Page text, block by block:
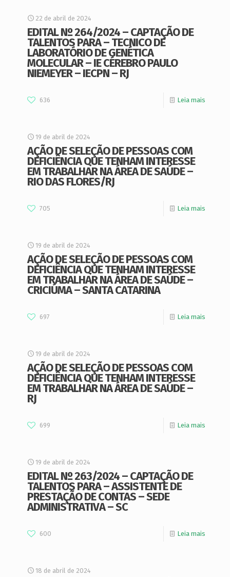
22 de abril de 2024
EDITAL Nº 264/2024 – CAPTAÇÃO DE
TALENTOS PARA – TECNICO DE
LABORATÓRIO DE GENÉTICA
MOLECULAR – IE CÉREBRO PAULO
NIEMEYER – IECPN – RJ
636 Leia mais
19 de abril de 2024
AÇÃO DE SELEÇÃO DE PESSOAS COM
DEFICIÊNCIA QUE TENHAM INTERESSE
EM TRABALHAR NA ÁREA DE SAÚDE –
RIO DAS FLORES/RJ
705 Leia mais
19 de abril de 2024
AÇÃO DE SELEÇÃO DE PESSOAS COM
DEFICIÊNCIA QUE TENHAM INTERESSE
EM TRABALHAR NA ÁREA DE SAÚDE –
CRICIÚMA – SANTA CATARINA
697 Leia mais
19 de abril de 2024
AÇÃO DE SELEÇÃO DE PESSOAS COM
DEFICIÊNCIA QUE TENHAM INTERESSE
EM TRABALHAR NA ÁREA DE SAÚDE –
RJ
699 Leia mais
19 de abril de 2024
EDITAL Nº 263/2024 – CAPTAÇÃO DE
TALENTOS PARA – ASSISTENTE DE
PRESTAÇÃO DE CONTAS – SEDE
ADMINISTRATIVA – SC
600 Leia mais
18 de abril de 2024